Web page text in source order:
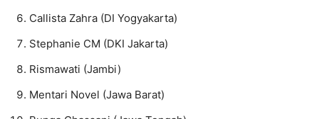
Callista Zahra (DI Yogyakarta)
Stephanie CM (DKI Jakarta)
Rismawati (Jambi)
Mentari Novel (Jawa Barat)